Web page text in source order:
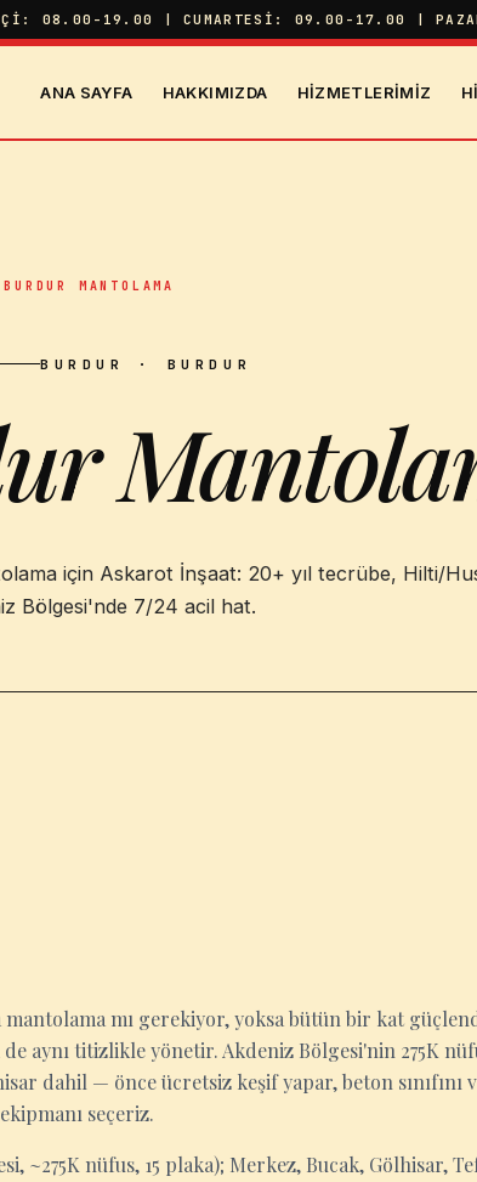
08.00-19.00 | CUMARTESI: 09.00-17.00 |
ANA SAYFA HAKKIMIZDA HIZMETLERIMIZ
BURDUR MANTOLAMA
BURDUR · BURDUR
için Askarot İnşaat: 20+ yıl tecrübe, Hilti/
Bölgesi'nde 7/24 acil hat.
mı gerekiyor, yoksa bütün bir kat
aynı titizlikle yönetir. Akdeniz Bölgesi'nin 275K
dahil — önce ücretsiz keşif yapar, beton sınıfını
seçeriz.
~275K nüfus, 15 plaka); Merkez, Bucak, Gölhisar,